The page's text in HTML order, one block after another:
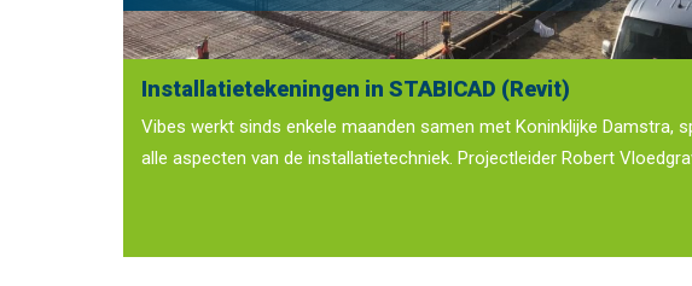
Installatietekeningen in STABICAD (Revit)
Vibes werkt sinds enkele maanden samen met Koninklijke Damstra,
alle aspecten van de installatietechniek. Projectleider Robert